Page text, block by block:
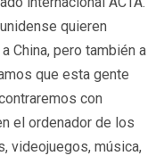
quieren
China, pero también a
que esta gente
con
el ordenador de los
videojuegos, música,